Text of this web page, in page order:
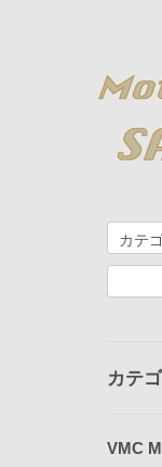
カテ
VMC